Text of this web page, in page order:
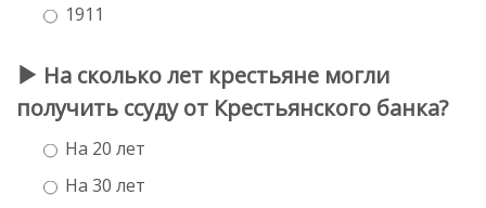
1911
На сколько лет крестьяне могли
получить ссуду от Крестьянского банка?
На 20 лет
На 30 лет